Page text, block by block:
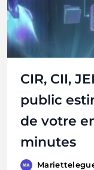
CIR, CII,
public
de votre
minutes